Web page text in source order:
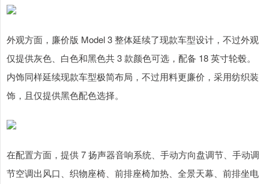
外观方面，廉价版 Model 3 整体延续了现款车型设计，不过外观
仅提供灰色、白色和黑色共 3 款颜色可选，配备 18 英寸轮毂。
内饰同样延续现款车型极简布局，不过用料更廉价，采用纺织装
饰，且仅提供黑色配色选择。
在配置方面，提供 7 扬声器音响系统、手动方向盘调节、手动调
节空调出风口、织物座椅、前排座椅加热、全景天幕、前排坐电